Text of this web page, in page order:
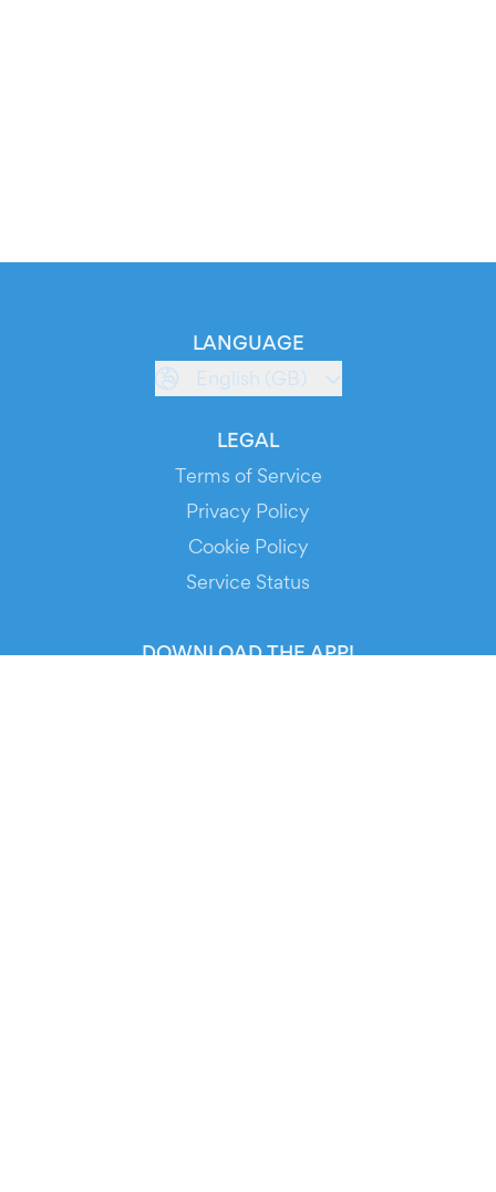
LANGUAGE
English (GB)
LEGAL
Terms of Service
Privacy Policy
Cookie Policy
Service Status
DOWNLOAD THE APP!